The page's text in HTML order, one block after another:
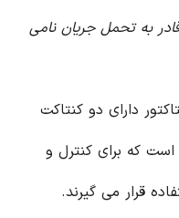
به تحمل جریان نامی
دارای دو کنتاکت
که برای کنترل و
قرار می گیرند.